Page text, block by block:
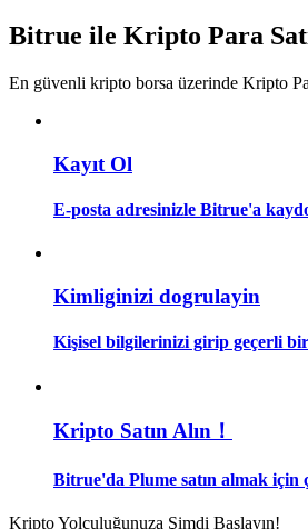
Kopya Tüccarı Olun
Kâr paylaşımı ve kopya ticaret
Ticaret bilgileri vb. dahil olmak
Bitrue ile Kripto Para
En güvenli kripto borsa üzerinde Kripto
Kayıt Ol
E-posta adresinizle Bitrue'a
Kimliginizi dogrulayin
Kişisel bilgilerinizi girip geçerli
Kripto Satın Alın！
Bitrue'da Plume satın almak için
Kripto Yolculuğunuza Şimdi Başlayın!